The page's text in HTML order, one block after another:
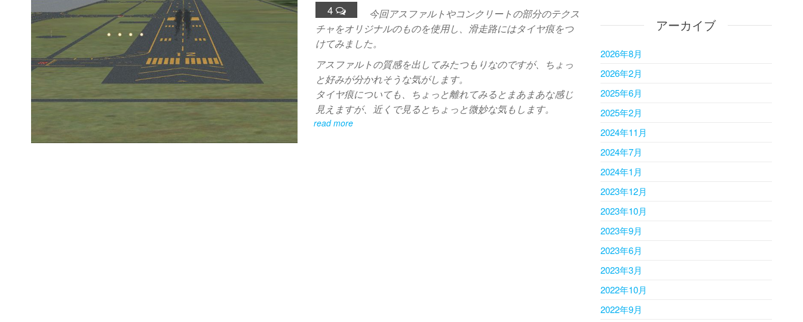
4
今回アスファルトやコンクリートの部分のテクス
チャをオリジナルのものを使用し、滑走路にはタイヤ痕をつ
けてみました。
アスファルトの質感を出してみたつもりなのですが、ちょっ
と好みが分かれそうな気がします。
タイヤ痕についても、ちょっと離れてみるとまあまあな感じ
見えますが、近くで見るとちょっと微妙な気もします。
read more
アーカイブ
2026年8月
2026年2月
2025年6月
2025年2月
2024年11月
2024年7月
2024年1月
2023年12月
2023年10月
2023年9月
2023年6月
2023年3月
2022年10月
2022年9月